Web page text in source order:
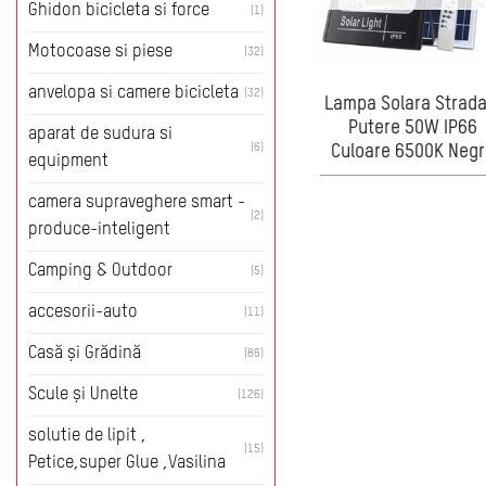
Ghidon bicicleta si force (1)
Motocoase si piese (32)
anvelopa si camere bicicleta (32)
aparat de sudura si
equipment
(6)
camera supraveghere smart -
produce-inteligent
(2)
Camping & Outdoor (5)
accesorii-auto (11)
Casă și Grădină (86)
Scule și Unelte (126)
solutie de lipit ,
Petice,super Glue ,Vasilina
(15)
Lampa Solara
Putere 50W IP66
Culoare 6500K